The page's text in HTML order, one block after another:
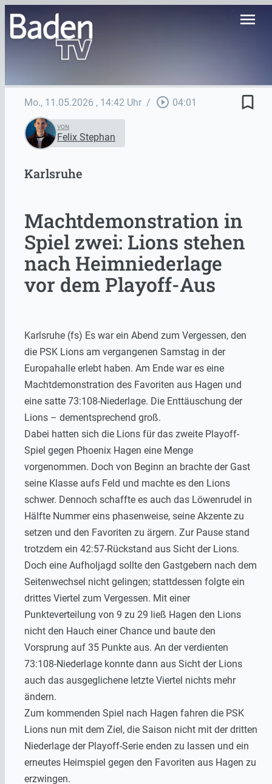
menu
Mo., 11.05.2026 , 14:42 Uhr / play_circle_outline 04:01 bookmark_border
VON
Felix Stephan
Karlsruhe
Machtdemonstration in
Spiel zwei: Lions stehen
nach Heimniederlage
vor dem Playoff-Aus
Karlsruhe (fs) Es war ein Abend zum Vergessen, den
die PSK Lions am vergangenen Samstag in der
Europahalle erlebt haben. Am Ende war es eine
Machtdemonstration des Favoriten aus Hagen und
eine satte 73:108-Niederlage. Die Enttäuschung der
Lions – dementsprechend groß.
Dabei hatten sich die Lions für das zweite Playoff-
Spiel gegen Phoenix Hagen eine Menge
vorgenommen. Doch von Beginn an brachte der Gast
seine Klasse aufs Feld und machte es den Lions
schwer. Dennoch schaffte es auch das Löwenrudel in
Hälfte Nummer eins phasenweise, seine Akzente zu
setzen und den Favoriten zu ärgern. Zur Pause stand
trotzdem ein 42:57-Rückstand aus Sicht der Lions.
Doch eine Aufholjagd sollte den Gastgebern nach dem
Seitenwechsel nicht gelingen; stattdessen folgte ein
drittes Viertel zum Vergessen. Mit einer
Punkteverteilung von 9 zu 29 ließ Hagen den Lions
nicht den Hauch einer Chance und baute den
Vorsprung auf 35 Punkte aus. An der verdienten
73:108-Niederlage konnte dann aus Sicht der Lions
auch das ausgeglichene letzte Viertel nichts mehr
ändern.
Zum kommenden Spiel nach Hagen fahren die PSK
Lions nun mit dem Ziel, die Saison nicht mit der dritten
Niederlage der Playoff-Serie enden zu lassen und ein
erneutes Heimspiel gegen den Favoriten aus Hagen zu
erzwingen.